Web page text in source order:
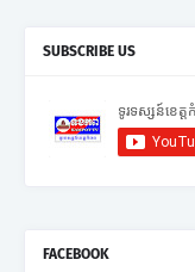
SUBSCRIBE US
FACEBOOK